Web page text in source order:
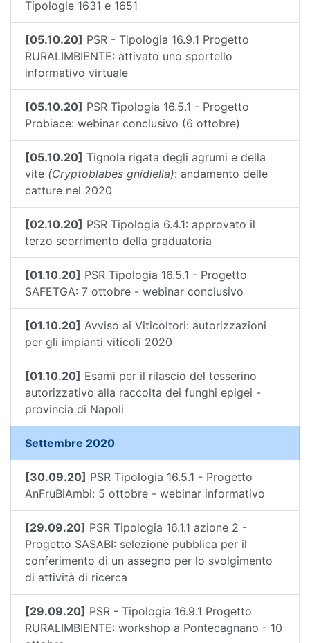
Tipologie 1631 e 1651
[05.10.20] PSR - Tipologia 16.9.1 Progetto
RURALIMBIENTE: attivato uno sportello
informativo virtuale
[05.10.20] PSR Tipologia 16.5.1 - Progetto
Probiace: webinar conclusivo (6 ottobre)
[05.10.20] Tignola rigata degli agrumi e della
vite (Cryptoblabes gnidiella): andamento delle
catture nel 2020
[02.10.20] PSR Tipologia 6.4.1: approvato il
terzo scorrimento della graduatoria
[01.10.20] PSR Tipologia 16.5.1 - Progetto
SAFETGA: 7 ottobre - webinar conclusivo
[01.10.20] Avviso ai Viticoltori: autorizzazioni
per gli impianti viticoli 2020
[01.10.20] Esami per il rilascio del tesserino
autorizzativo alla raccolta dei funghi epigei -
provincia di Napoli
Settembre 2020
[30.09.20] PSR Tipologia 16.5.1 - Progetto
AnFruBiAmbi: 5 ottobre - webinar informativo
[29.09.20] PSR Tipologia 16.1.1 azione 2 -
Progetto SASABI: selezione pubblica per il
conferimento di un assegno per lo svolgimento
di attività di ricerca
[29.09.20] PSR - Tipologia 16.9.1 Progetto
RURALIMBIENTE: workshop a Pontecagnano - 10